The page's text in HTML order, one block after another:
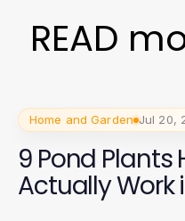
READ
Home and Garden Jul 20,
9 Pond Plants
Actually Work